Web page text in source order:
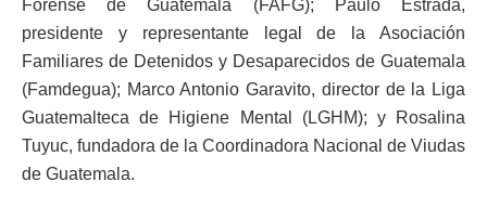
Forense de Guatemala (FAFG); Paulo Estrada,
presidente y representante legal de la Asociación
Familiares de Detenidos y Desaparecidos de Guatemala
(Famdegua); Marco Antonio Garavito, director de la Liga
Guatemalteca de Higiene Mental (LGHM); y Rosalina
Tuyuc, fundadora de la Coordinadora Nacional de Viudas
de Guatemala.